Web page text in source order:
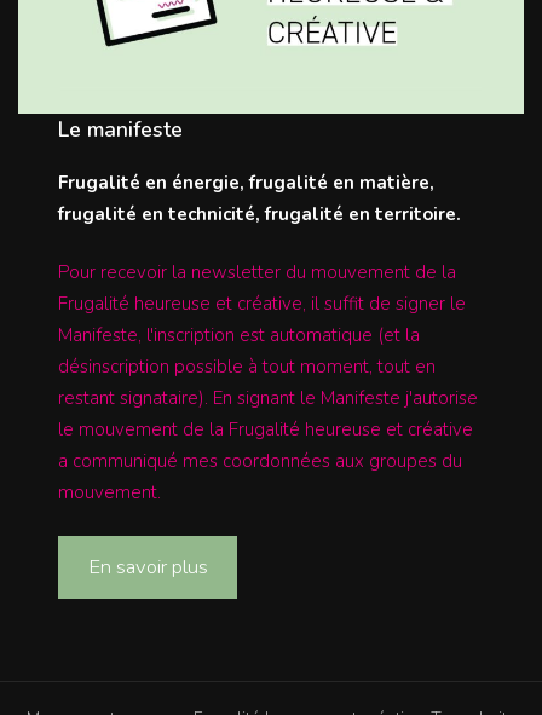
Le manifeste
Frugalité en énergie, frugalité en matière,
frugalité en technicité, frugalité en territoire.
Pour recevoir la newsletter du mouvement de la
Frugalité heureuse et créative, il suffit de signer le
Manifeste, l'inscription est automatique (et la
désinscription possible à tout moment, tout en
restant signataire). En signant le Manifeste j'autorise
le mouvement de la Frugalité heureuse et créative
a communiqué mes coordonnées aux groupes du
mouvement.
En savoir plus